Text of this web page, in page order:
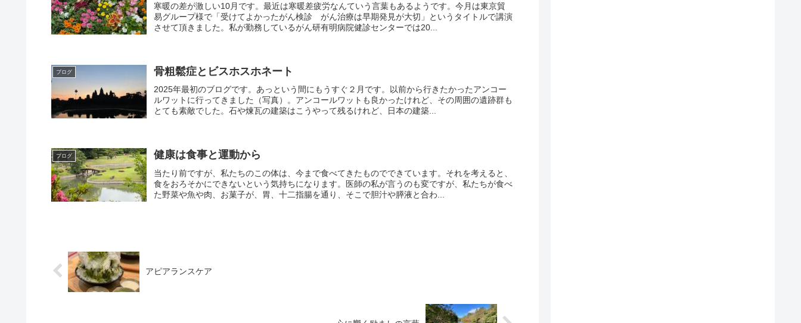
寒暖の差が激しい10月です。最近は寒暖差疲労なんていう言葉もあるようです。今月は東京貿
易グループ様で「受けてよかったがん検診 がん治療は早期発見が大切」というタイトルで講演
させて頂きました。私が勤務しているがん研有明病院健診センターでは20...
ブログ 骨粗鬆症とビスホスホネート
2025年最初のブログです。あっという間にもうすぐ２月です。以前から行きたかったアンコー
ルワットに行ってきました（写真）。アンコールワットも良かったけれど、その周囲の遺跡群も
とても素敵でした。石や煉瓦の建築はこうやって残るけれど、日本の建築...
ブログ 健康は食事と運動から
当たり前ですが、私たちのこの体は、今まで食べてきたものでできています。それを考えると、
食をおろそかにできないという気持ちになります。医師の私が言うのも変ですが、私たちが食べ
た野菜や魚や肉、お菓子が、胃、十二指腸を通り、そこで胆汁や膵液と合わ...
アピアランスケア